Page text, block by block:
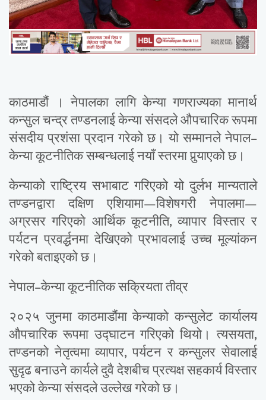
काठमाडौं । नेपालका लागि केन्या गणराज्यका मानार्थ
कन्सुल चन्द्र तण्डनलाई केन्या संसदले औपचारिक रूपमा
संसदीय प्रशंसा प्रदान गरेको छ। यो सम्मानले नेपाल–
केन्या कूटनीतिक सम्बन्धलाई नयाँ स्तरमा पुर्‍याएको छ।
केन्याको राष्ट्रिय सभाबाट गरिएको यो दुर्लभ मान्यताले
तण्डनद्वारा दक्षिण एशियामा—विशेषगरी नेपालमा—
अग्रसर गरिएको आर्थिक कूटनीति, व्यापार विस्तार र
पर्यटन प्रवर्द्धनमा देखिएको प्रभावलाई उच्च मूल्यांकन
गरेको बताइएको छ।
नेपाल–केन्या कूटनीतिक सक्रियता तीव्र
२०२५ जुनमा काठमाडौंमा केन्याको कन्सुलेट कार्यालय
औपचारिक रूपमा उद्घाटन गरिएको थियो। त्यसयता,
तण्डनको नेतृत्वमा व्यापार, पर्यटन र कन्सुलर सेवालाई
सुदृढ बनाउने कार्यले दुवै देशबीच प्रत्यक्ष सहकार्य विस्तार
भएको केन्या संसदले उल्लेख गरेको छ।